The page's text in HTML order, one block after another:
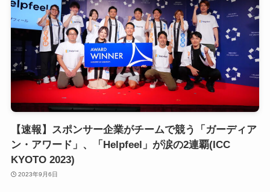
【速報】スポンサー企業がチームで競う「ガーディア
ン・アワード」、「Helpfeel」が涙の2連覇(ICC
KYOTO 2023)
2023年9月6日